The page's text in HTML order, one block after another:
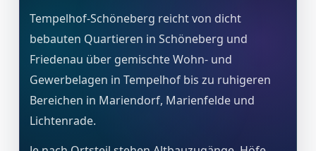
Tempelhof-Schöneberg reicht von dicht
bebauten Quartieren in Schöneberg und
Friedenau über gemischte Wohn- und
Gewerbelagen in Tempelhof bis zu ruhigeren
Bereichen in Mariendorf, Marienfelde und
Lichtenrade.